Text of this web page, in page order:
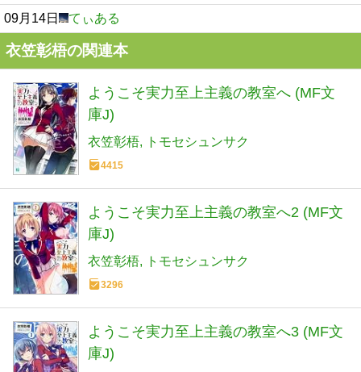
09月14日 てぃある
衣笠彰梧の関連本
ようこそ実力至上主義の教室へ (MF文
庫J)
衣笠彰梧 トモセシュンサク
4415
ようこそ実力至上主義の教室へ2 (MF文
庫J)
衣笠彰梧 トモセシュンサク
3296
ようこそ実力至上主義の教室へ3 (MF文
庫J)